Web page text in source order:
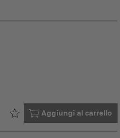
Aggiungi al carrello
Già nel tuo